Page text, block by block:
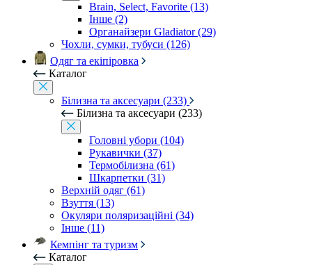
Brain, Select, Favorite (13)
Інше (2)
Органайзери Gladiator (29)
Чохли, сумки, тубуси (126)
Одяг та екіпіровка
Каталог
Білизна та аксесуари (233)
Білизна та аксесуари (233)
Головні убори (104)
Рукавички (37)
Термобілизна (61)
Шкарпетки (31)
Верхній одяг (61)
Взуття (13)
Окуляри поляризаційні (34)
Інше (11)
Кемпінг та туризм
Каталог